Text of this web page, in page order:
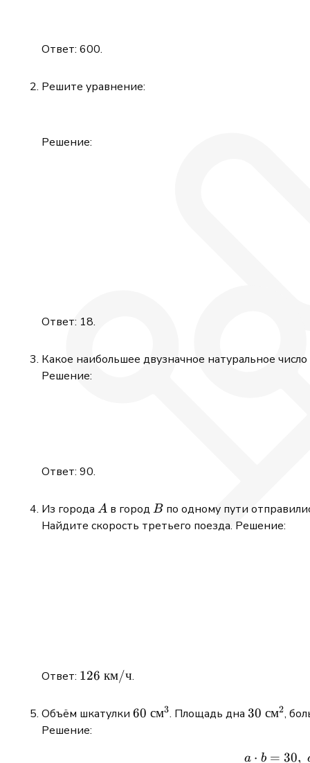
Ответ: 600.
Решите уравнение:
Решение:
Ответ: 18.
Какое наибольшее двузначное натуральное
Решение:
Ответ: 90.
Из города A
A в город B
Bпо одному пути
Найдите скорость третьего поезда. Решение:
Ответ: 126\
126 км/ч.
Объём шкатулки 60\
60 см3. Площадь дна 30\
30 см2,
Решение:
a ⋅ b = 30,